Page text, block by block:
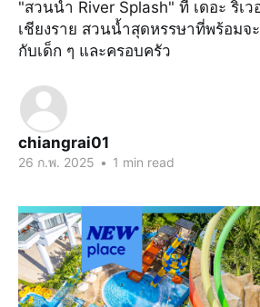
"สวนน้ำ River Splash" ที่ เดอะ ริเ
เชียงราย สวนน้ำสุดหรรษาที่พร้อมจ
กับเด็ก ๆ และครอบครัว
chiangrai01
26 ก.พ. 2025 • 1 min read